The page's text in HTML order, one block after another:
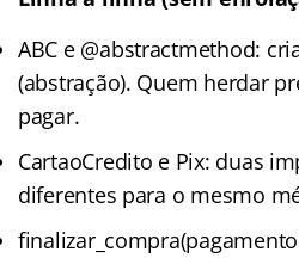
ABC e @abstractmethod:
(abstração). Quem herdar
pagar.
CartaoCredito e Pix: duas
diferentes para o mesmo